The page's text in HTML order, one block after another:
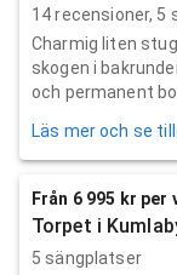
14recensioner, 5
Charmig liten
skogen i
och permanent
Läs mer och se
Från 6 995 kr per
Torpet i
5 sängplatser